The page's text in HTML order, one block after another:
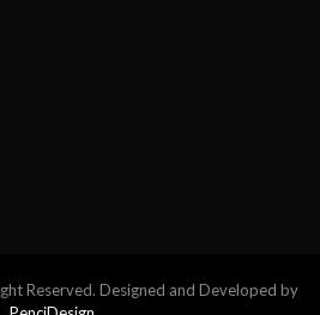
Reserved. Designed and Developed by